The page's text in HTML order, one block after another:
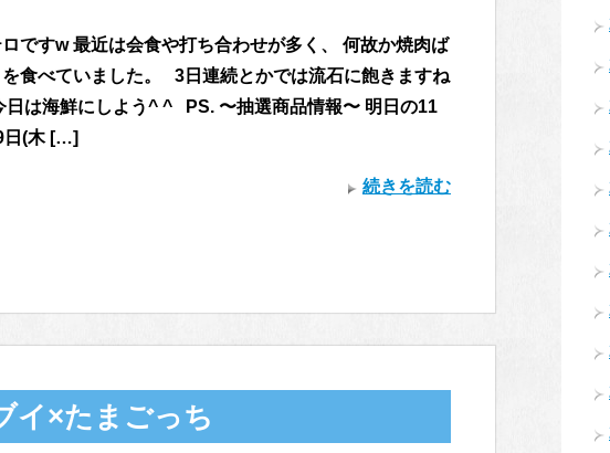
ですw 最近は会食や打ち合わせが多く、 何故か焼肉ば
食べていました。 3日連続とかでは流石に飽きますね
日は海鮮にしよう^ ^ PS. 〜抽選商品情報〜 明日の11
日(木 […]
続きを読む
イ×たまごっち